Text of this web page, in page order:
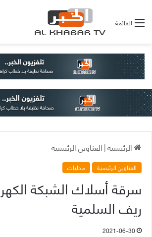
القائمة
الرئيسية|العناوين الرئيسية
العناوين الرئيسية محليات
سرقة أسلاك الشبكة
ريف السلمية
2021-06-30